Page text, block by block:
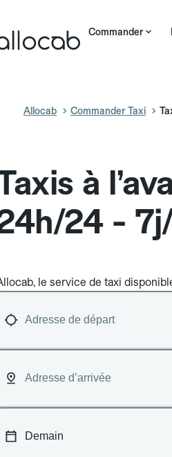
Commander
Allocab Commander Taxi
à
24 -
le service de taxi